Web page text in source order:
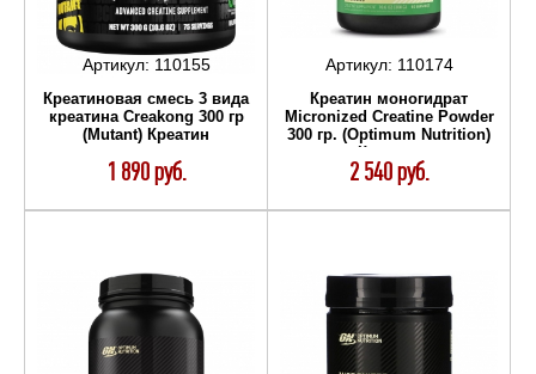
Артикул: 110155
Креатиновая смесь 3 вида
креатина Creakong 300 гр
(Mutant) Креатин
1 890 руб.
Артикул: 110174
Креатин моногидрат
Micronized Creatine Powder
300 гр. (Optimum Nutrition)
Креатин
2 540 руб.